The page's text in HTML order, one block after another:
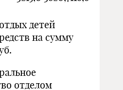
детей
на сумму
отделом